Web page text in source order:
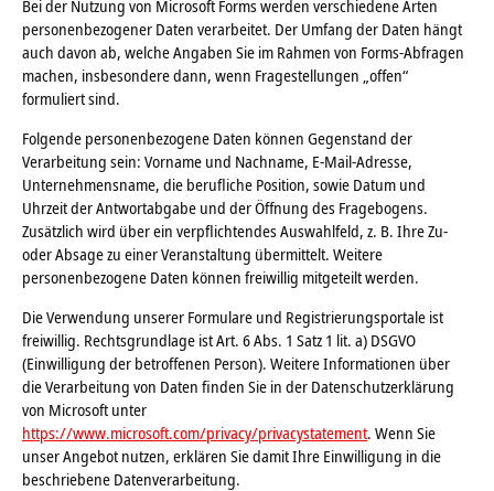
Bei der Nutzung von Microsoft Forms werden verschiedene Arten
personenbezogener Daten verarbeitet. Der Umfang der Daten hängt
auch davon ab, welche Angaben Sie im Rahmen von Forms-Abfragen
machen, insbesondere dann, wenn Fragestellungen „offen“
formuliert sind.
Folgende personenbezogene Daten können Gegenstand der
Verarbeitung sein: Vorname und Nachname, E-Mail-Adresse,
Unternehmensname, die berufliche Position, sowie Datum und
Uhrzeit der Antwortabgabe und der Öffnung des Fragebogens.
Zusätzlich wird über ein verpflichtendes Auswahlfeld, z. B. Ihre Zu-
oder Absage zu einer Veranstaltung übermittelt. Weitere
personenbezogene Daten können freiwillig mitgeteilt werden.
Die Verwendung unserer Formulare und Registrierungsportale ist
freiwillig. Rechtsgrundlage ist Art. 6 Abs. 1 Satz 1 lit. a) DSGVO
(Einwilligung der betroffenen Person). Weitere Informationen über
die Verarbeitung von Daten finden Sie in der Datenschutzerklärung
von Microsoft unter
https://www.microsoft.com/privacy/privacystatement. Wenn Sie
unser Angebot nutzen, erklären Sie damit Ihre Einwilligung in die
beschriebene Datenverarbeitung.